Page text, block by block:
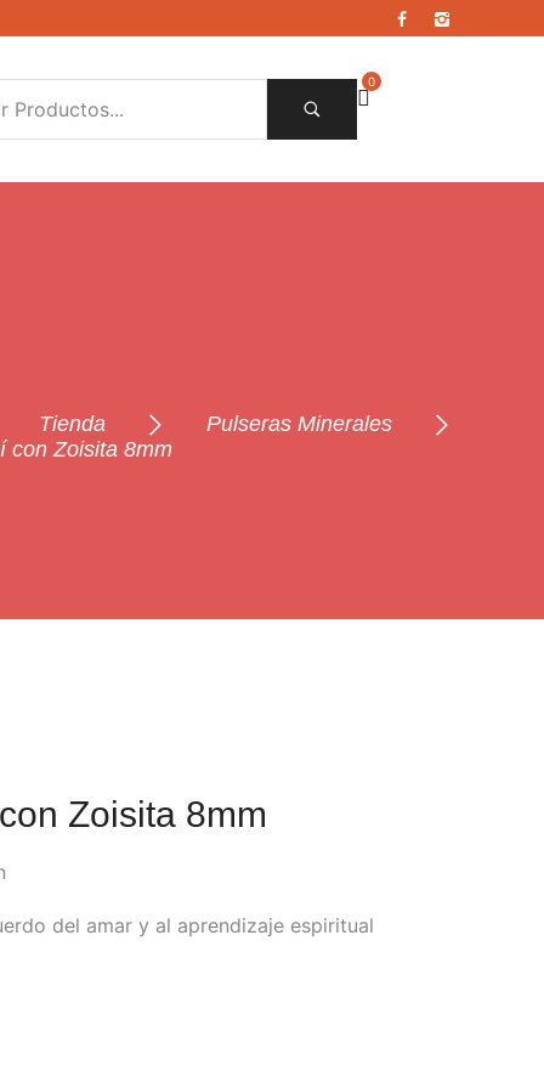
0
Tienda
Pulseras Minerales
con Zoisita 8mm
Zoisita 8mm
del amar y al aprendizaje espiritual